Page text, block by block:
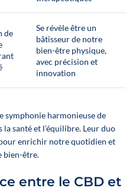
de
Se révèle être un
bâtisseur de notre
bien-être physique,
avec précision et
innovation
symphonie harmonieuse de
santé et l’équilibre. Leur duo
enrichir notre quotidien et
bien-être.
entre le CBD et